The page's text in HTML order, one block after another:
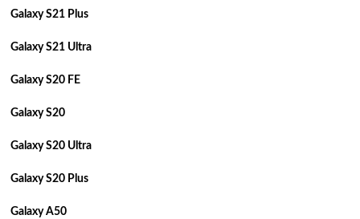
Galaxy S21 Plus
Galaxy S21 Ultra
Galaxy S20 FE
Galaxy S20
Galaxy S20 Ultra
Galaxy S20 Plus
Galaxy A50